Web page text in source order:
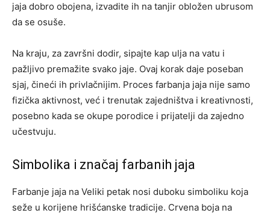
jaja dobro obojena, izvadite ih na tanjir obložen ubrusom
da se osuše.
Na kraju, za završni dodir, sipajte kap ulja na vatu i
pažljivo premažite svako jaje. Ovaj korak daje poseban
sjaj, čineći ih privlačnijim. Proces farbanja jaja nije samo
fizička aktivnost, već i trenutak zajedništva i kreativnosti,
posebno kada se okupe porodice i prijatelji da zajedno
učestvuju.
Simbolika i značaj farbanih jaja
Farbanje jaja na Veliki petak nosi duboku simboliku koja
seže u korijene hrišćanske tradicije. Crvena boja na